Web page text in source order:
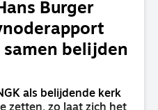
Burger
samen belijden
als belijdende kerk